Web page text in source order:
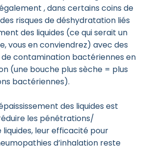
, dans certains coins de
risques de déshydratation liés
des liquides (ce qui serait un
vous en conviendrez) avec des
de contamination bactériennes en
(une bouche plus sèche = plus
bactériennes).
des liquides est
les pénétrations/
liquides, leur efficacité pour
d’inhalation reste